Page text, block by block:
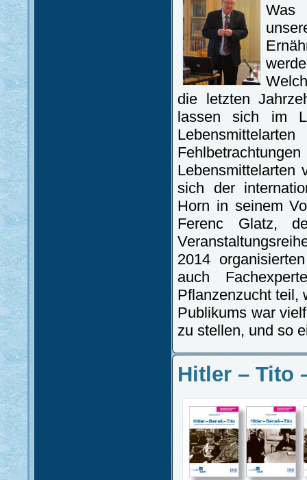
Was
die letzten
lassen sich im
Lebensmittelarten
sich der
Horn in seinem
Ferenc Glatz,
2014
auch
Pflanzenzucht teil,
Publikums war
zu stellen, und so
Hitler – Tito